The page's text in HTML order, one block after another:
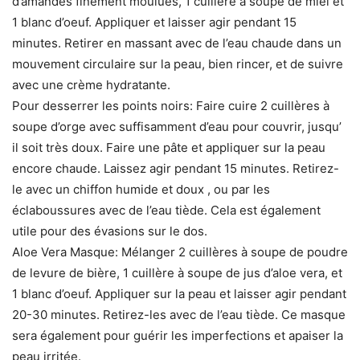
1 blanc d’oeuf. Appliquer et laisser agir pendant 15
minutes. Retirer en massant avec de l’eau chaude dans un
mouvement circulaire sur la peau, bien rincer, et de suivre
avec une crème hydratante.
Pour desserrer les points noirs: Faire cuire 2 cuillères à
soupe d’orge avec suffisamment d’eau pour couvrir, jusqu’
il soit très doux. Faire une pâte et appliquer sur la peau
encore chaude. Laissez agir pendant 15 minutes. Retirez-
le avec un chiffon humide et doux , ou par les
éclaboussures avec de l’eau tiède. Cela est également
utile pour des évasions sur le dos.
Aloe Vera Masque: Mélanger 2 cuillères à soupe de poudre
de levure de bière, 1 cuillère à soupe de jus d’aloe vera, et
1 blanc d’oeuf. Appliquer sur la peau et laisser agir pendant
20-30 minutes. Retirez-les avec de l’eau tiède. Ce masque
sera également pour guérir les imperfections et apaiser la
peau irritée.